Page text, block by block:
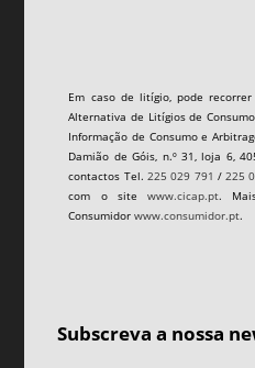
Em caso de litígio, pode
Alternativa de Litígios de
Informação de Consumo e
Damião de Góis, n.º 31, loja 6,
contactos Tel. 225 029 791 /225
com o site www.cicap.pt.
Consumidorwww.consumidor.pt.
Subscreva a nossa